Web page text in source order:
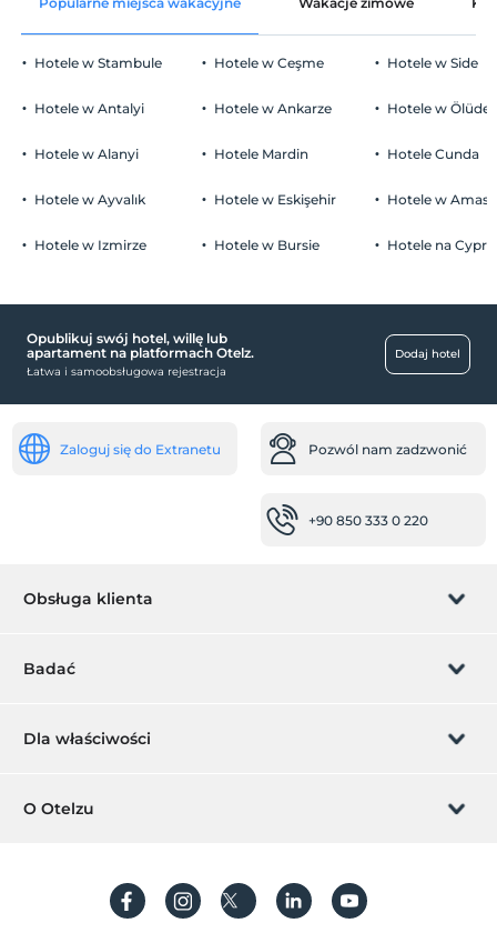
parking (poza obiektem)
winda
centra handlowe
Rynek
Łatwy dojazd do szpitala (15 minut)
stołówka
Pokoje
pokoje dla niepalących
Całodobowa recepcja
usługi sprzątania
Usługa codziennego sprzątania
Dzieci)
1 dla każdego pokoju. bezpłatnie dla dzieci w wieku poniżej 12
2 dla każdego pokoju. bezpłatnie dla dzieci w wieku poniżej 12
Hotele w Stambule
Hotele w Antalyi
Hotele w Alanyi
Hotele w Ayvalık
Hotele w Izmirze
Hotele w Ceşme
Hotele w Ankarze
Hotele Mardin
Hotele w Eskişehir
Hotele w Bursie
Hotele w Side
Hotele w
Hotele Cunda
Hotele w
Hotele na
Opublikuj swój hotel, willę lub
apartament na platformach Otelz.
Łatwa i samoobsługowa rejestracja
Dodaj hotel
Zaloguj się do Extranetu Pozwól nam zadzwonić
+90 850 333 0 220
Obsługa klienta
Zarządzanie rezerwacją
Często Zadawane Pytania
Badać
Karta podarunkowa
Utwórz konto
Dla właściwości
Dodaj swój hotel
O Otelzu